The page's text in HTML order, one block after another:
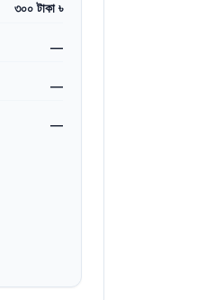
৩০০ টাকা ৳
—
—
—